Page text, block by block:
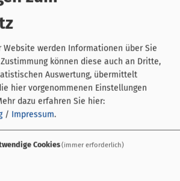
an der Hauptstraße. Parken
frei. Freies Parken in naher Umgebung
Nationalitäten, Bäcker,
Discounter ca 1,5 km
erreichbar,
A70 Abfahrt Bergrheinfeld ca. 500m
Website werden Informationen über Sie
können diese auch an Dritte,
Auswertung, übermittelt
hier vorgenommenen Einstellungen
dazu erfahren Sie hier:
/ Impressum.
Cookies(immer erforderlich)